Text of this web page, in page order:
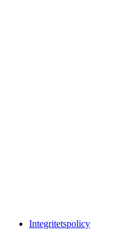
Integritetspolicy